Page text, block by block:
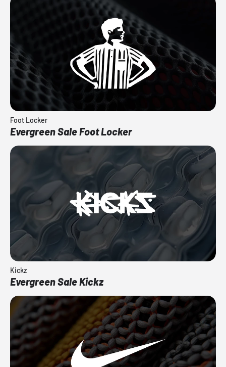
Foot Locker
Evergreen Sale Foot Locker
Kickz
Evergreen Sale Kickz